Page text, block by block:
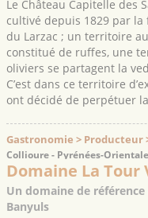
Le Château Capitelle des
cultivé depuis 1829 par
du Larzac ; un territoire
constitué de ruffes, une
oliviers se partagent la
C’est dans ce territoire
ont décidé de perpétuer
Gastronomie > Producteur
Collioure - Pyrénées-
Domaine La Tour
Un domaine de
Banyuls